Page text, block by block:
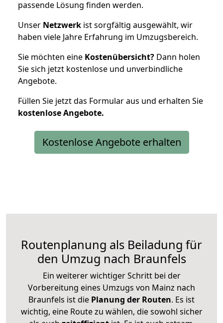
passende Lösung finden werden.
Unser Netzwerk ist sorgfältig ausgewählt, wir
haben viele Jahre Erfahrung im Umzugsbereich.
Sie möchten eine Kostenübersicht? Dann holen
Sie sich jetzt kostenlose und unverbindliche
Angebote.
Füllen Sie jetzt das Formular aus und erhalten Sie
kostenloseAngebote.
Kostenlose Angebote erhalten
Routenplanung als Beiladung für
den Umzug nach Braunfels
Ein weiterer wichtiger Schritt bei der
Vorbereitung eines Umzugs von Mainz nach
Braunfels ist die Planung der Routen. Es ist
wichtig, eine Route zu wählen, die sowohl sicher